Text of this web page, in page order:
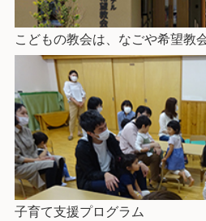
こどもの教会は、なごや希望教
子育て支援プログラム